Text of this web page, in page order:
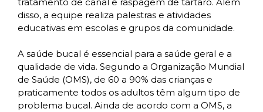
disso, a equipe realiza palestras e atividades
educativas em escolas e grupos da comunidade.
A saúde bucal é essencial para a saúde geral e a
qualidade de vida. Segundo a Organização Mundial
de Saúde (OMS), de 60 a 90% das crianças e
praticamente todos os adultos têm algum tipo de
problema bucal. Ainda de acordo com a OMS, a